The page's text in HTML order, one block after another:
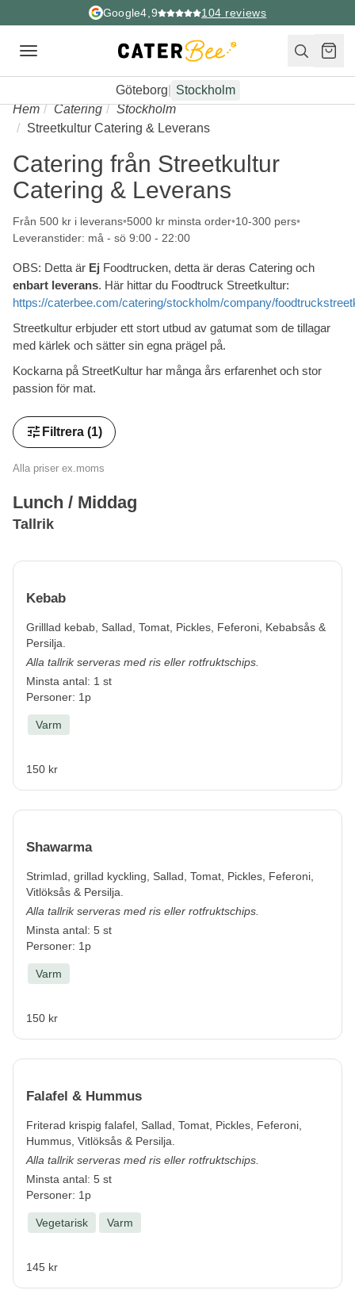
Google4,9 104 reviews
Toggle
Göteborg
Stockholm
Hem
Catering
Stockholm
Streetkultur Catering & Leverans
Catering från Streetkultur
Catering & Leverans
Från 500 kr i leverans 5000 kr minsta order 10-300 pers
Leveranstider: må - sö 9:00 - 22:00
OBS: Detta är Ej Foodtrucken, detta är deras Catering och
enbart leverans. Här hittar du Foodtruck Streetkultur:
https://caterbee.com/catering/stockholm/company/
Streetkultur erbjuder ett stort utbud av gatumat som de tillagar
med kärlek och sätter sin egna prägel på.
Kockarna på StreetKultur har många års erfarenhet och stor
passion för mat.
tune Filtrera (1)
Alla priser ex.moms
Lunch / Middag
Tallrik
Kebab
Grilllad kebab, Sallad, Tomat, Pickles, Feferoni, Kebabsås &
Persilja.
Alla tallrik serveras med ris eller rotfruktschips.
Minsta antal: 1 st
Personer: 1p
Varm
150 kr
Shawarma
Strimlad, grillad kyckling, Sallad, Tomat, Pickles, Feferoni,
Vitlöksås & Persilja.
Alla tallrik serveras med ris eller rotfruktschips.
Minsta antal: 5 st
Personer: 1p
Varm
150 kr
Falafel & Hummus
Friterad krispig falafel, Sallad, Tomat, Pickles, Feferoni,
Hummus, Vitlöksås & Persilja.
Alla tallrik serveras med ris eller rotfruktschips.
Minsta antal: 5 st
Personer: 1p
Vegetarisk Varm
145 kr